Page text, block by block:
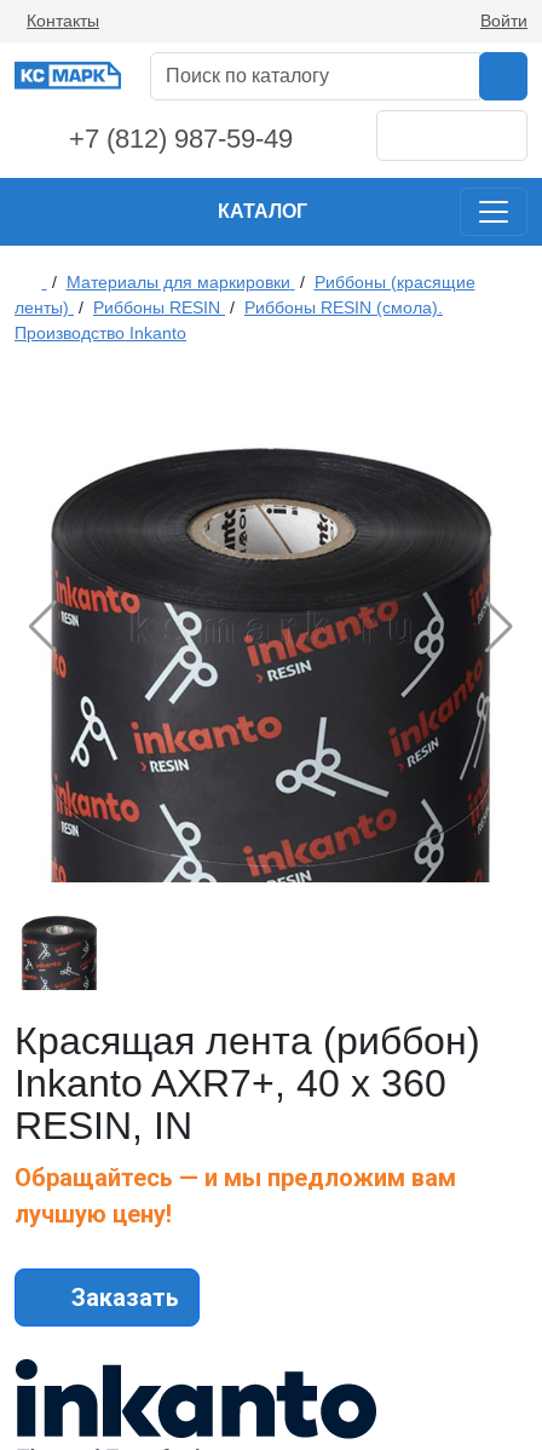
Контакты Войти
+7 (812) 987-59-49
КАТАЛОГ
/ Материалы для маркировки / Риббоны (красящие
ленты) / Риббоны RESIN / Риббоны RESIN (смола).
Производство Inkanto
Красящая лента (риббон)
Inkanto AXR7+, 40 х 360
RESIN, IN
Обращайтесь — и мы предложим вам
лучшую цену!
Заказать